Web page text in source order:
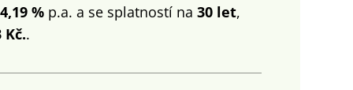
4,19 %p.a. a se splatností na 30 let,
Kč..